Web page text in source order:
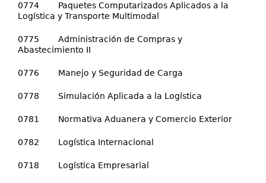
0774 Paquetes Computarizados Aplicados a la
Logística y Transporte Multimodal
0775 Administración de Compras y
Abastecimiento II
0776 Manejo y Seguridad de Carga
0778 Simulación Aplicada a la Logística
0781 Normativa Aduanera y Comercio Exterior
0782 Logística Internacional
0718 Logística Empresarial